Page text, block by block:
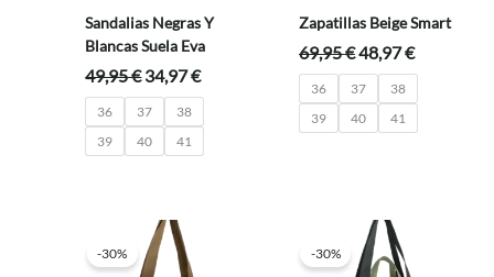
Sandalias Negras Y
Blancas Suela Eva
49,95€El
precio
original
era:
49,95 €.
34,97€El
precio
34,97 €.
36 37
38
39
40 41
Zapatillas Beige Smart
69,95€El
precio
original
era:
69,95 €.
48,97€El
precio
48,97 €.
36 37
38
39
40 41
-30% -30%